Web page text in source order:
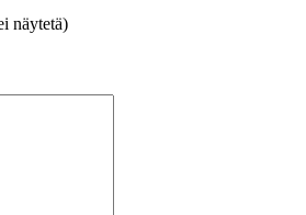
näytetä)